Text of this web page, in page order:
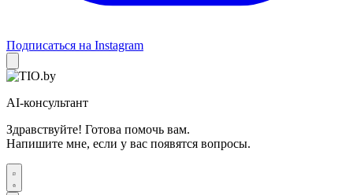
Подписаться на Instagram
AI-консультант
Здравствуйте! Готова помочь вам.
Напишите мне, если у вас появятся вопросы.